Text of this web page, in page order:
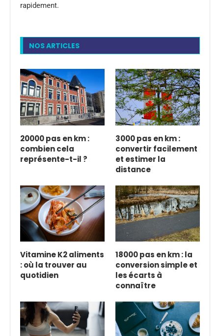
rapidement.
NOS ARTICLES
20000 pas en km :
combien cela
représente-t-il ?
3000 pas en km :
convertir facilement
et estimer la
distance
Vitamine K2 aliments
: où la trouver au
quotidien
18000 pas en km : la
conversion simple et
les écarts à
connaître